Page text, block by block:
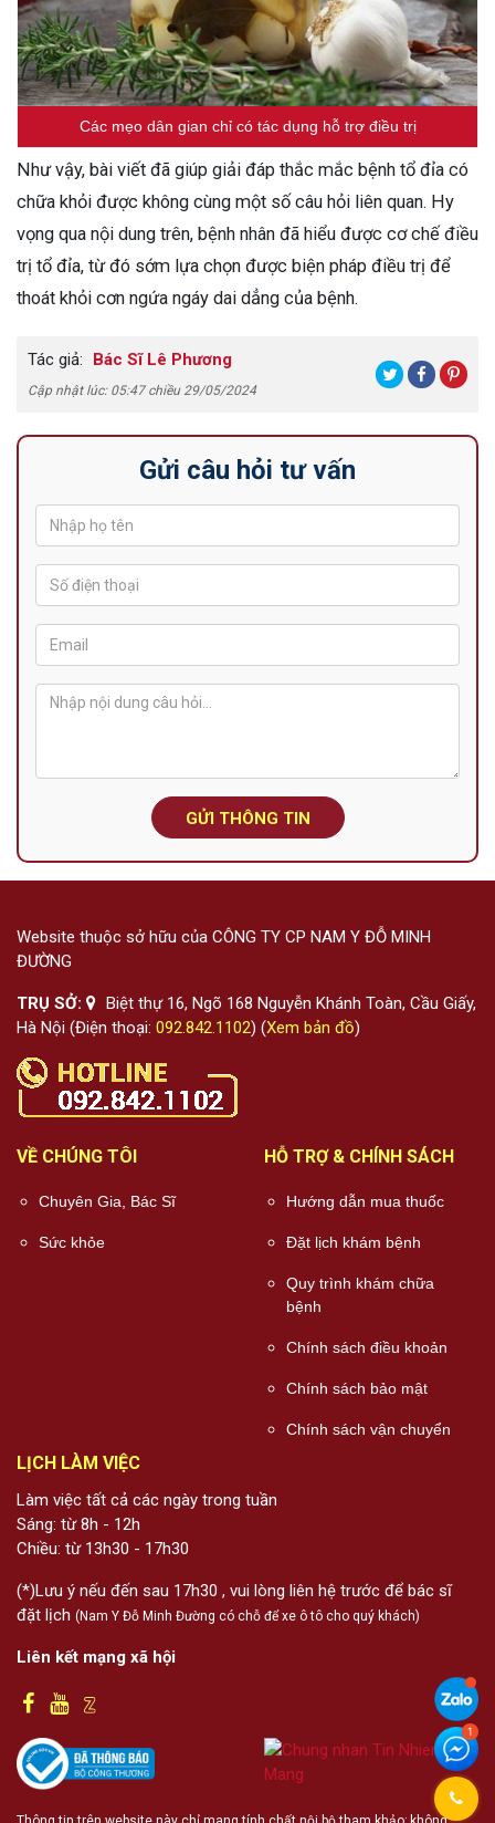
Các mẹo dân gian chỉ có tác dụng hỗ trợ điều trị
Như vậy, bài viết đã giúp giải đáp thắc mắc bệnh tổ đỉa có
chữa khỏi được không cùng một số câu hỏi liên quan. Hy
vọng qua nội dung trên, bệnh nhân đã hiểu được cơ chế điều
trị tổ đỉa, từ đó sớm lựa chọn được biện pháp điều trị để
thoát khỏi cơn ngứa ngáy dai dẳng của bệnh.
Tác giả: Bác Sĩ Lê Phương
Cập nhật lúc: 05:47 chiều 29/05/2024
Gửi câu hỏi tư vấn
GỬI THÔNG TIN
Website thuộc sở hữu của CÔNG TY CP NAM Y ĐỖ MINH
ĐƯỜNG
TRỤ SỞ:
Biệt thự 16, Ngõ 168 Nguyễn Khánh Toàn, Cầu Giấy,
Hà Nội (Điện thoại: 092.842.1102) (Xem bản đồ)
VỀ CHÚNG TÔI
Chuyên Gia, Bác Sĩ
Sức khỏe
HỖ TRỢ & CHÍNH SÁCH
Hướng dẫn mua thuốc
Đặt lịch khám bệnh
Quy trình khám chữa
bệnh
Chính sách điều khoản
Chính sách bảo mật
Chính sách vận chuyển
LỊCH LÀM VIỆC
Làm việc tất cả các ngày trong tuần
Sáng: từ 8h - 12h
Chiều: từ 13h30 - 17h30
(*)Lưu ý nếu đến sau 17h30 , vui lòng liên hệ trước để bác sĩ
đặt lịch (Nam Y Đỗ Minh Đường có chỗ để xe ô tô cho quý khách)
Liên kết mạng xã hội